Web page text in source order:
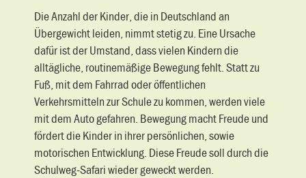
Die Anzahl der Kinder, die in Deutschland an
Übergewicht leiden, nimmt stetig zu. Eine Ursache
dafür ist der Umstand, dass vielen Kindern die
alltägliche, routinemäßige Bewegung fehlt. Statt zu
Fuß, mit dem Fahrrad oder öffentlichen
Verkehrsmitteln zur Schule zu kommen, werden viele
mit dem Auto gefahren. Bewegung macht Freude und
fördert die Kinder in ihrer persönlichen, sowie
motorischen Entwicklung. Diese Freude soll durch die
Schulweg-Safari wieder geweckt werden.